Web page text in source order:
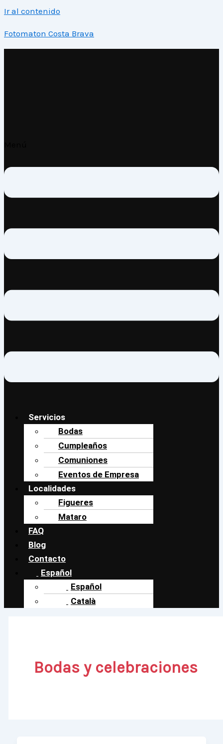
Ir al contenido
Fotomaton Costa Brava
Servicios
Bodas
Cumpleaños
Comuniones
Eventos de Empresa
Localidades
Figueres
Mataro
FAQ
Blog
Contacto
Español
Español
Català
Bodas y celebraciones